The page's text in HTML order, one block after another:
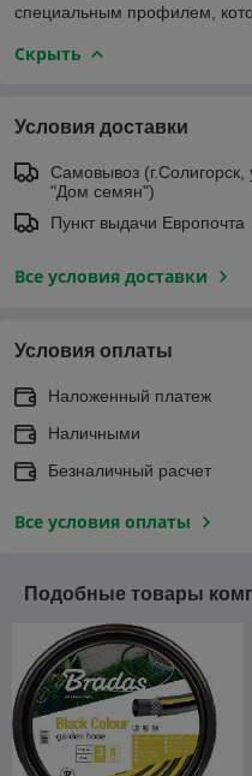
специальным профилем,
Скрыть
Условия доставки
Самовывоз
"Дом семян")
Пункт выдачи Европочта
Все условия доставки
Условия оплаты
Наложенный платеж
Наличными
Безналичный расчет
Все условия оплаты
Подобные товары